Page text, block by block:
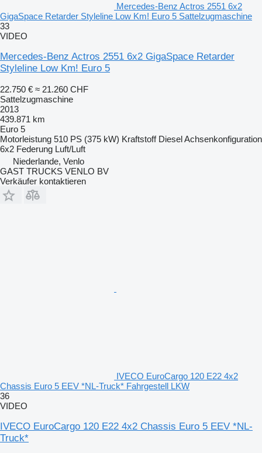
Mercedes-Benz Actros 2551 6x2
GigaSpace Retarder Styleline Low Km! Euro 5 Sattelzugmaschine
33
VIDEO
Mercedes-Benz Actros 2551 6x2 GigaSpace Retarder
Styleline Low Km! Euro 5
22.750 € ≈ 21.260 CHF
Sattelzugmaschine
2013
439.871 km
Euro 5
Motorleistung 510 PS (375 kW) Kraftstoff DieselAchsenkonfiguration
6x2 Federung Luft/Luft
Niederlande, Venlo
GAST TRUCKS VENLO BV
Verkäufer kontaktieren
IVECO EuroCargo 120 E22 4x2
Chassis Euro 5 EEV *NL-Truck* Fahrgestell LKW
36
VIDEO
IVECO EuroCargo 120 E22 4x2 Chassis Euro 5 EEV *NL-
Truck*